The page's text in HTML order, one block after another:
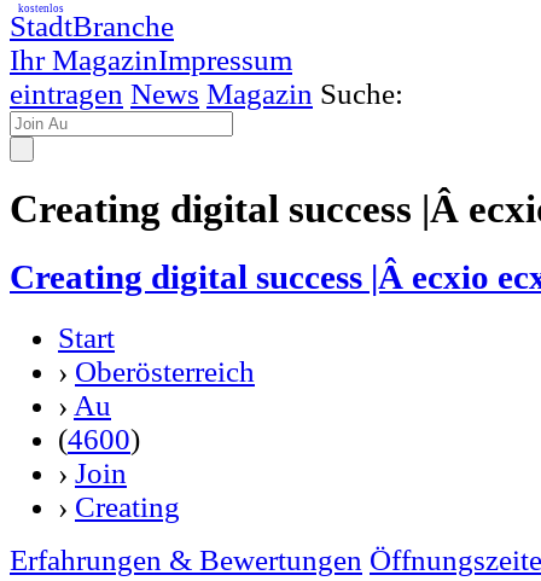
StadtBranche
Ihr MagazinImpressum
kostenlos
eintragen News Magazin Suche:
Creating digital success |Â
Creating digital success |Â ecxio
Start
› Oberösterreich
› Au
(4600)
› Join
› Creating
Erfahrungen & Bewertungen